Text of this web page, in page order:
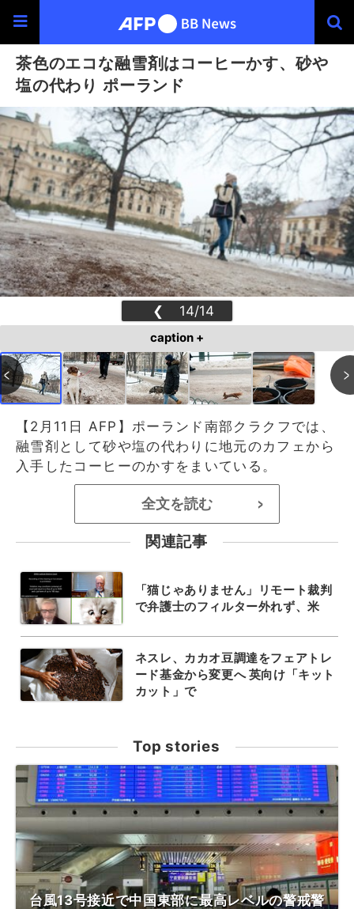
茶色のエコな融雪剤はコーヒーかす、砂や
塩の代わり ポーランド
❮
14/14
❯
caption +
【2月11日 AFP】ポーランド南部クラクフでは、
融雪剤として砂や塩の代わりに地元のカフェから
入手したコーヒーのかすをまいている。
全文を読む >
関連記事
「猫じゃありません」リモート裁判
で弁護士のフィルター外れず、米
ネスレ、カカオ豆調達をフェアトレ
ード基金から変更へ 英向け「キット
カット」で
Top stories
台風13号接近で中国東部に最高レベルの警戒警